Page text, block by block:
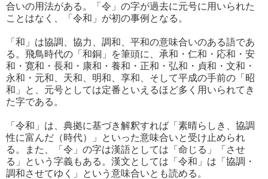
合いの用法がある。「令」の字が過去に元号に用いられた
ことはなく、「令和」が初の事例となる。
「和」は協調、協力、調和、平和の意味合いのある語であ
る。飛鳥時代の「和銅」を筆頭に、承和・仁和・応和・安
和・寛和・長和・康和・養和・正和・弘和・貞和・文和・
永和・元和、天和、明和、享和、そして平成の手前の「昭
和」と、元号としては定番といえるほど多く用いられてき
た字である。
「令和」は、典拠に基づき解釈すれば「素晴らしき、協調
性に富んだ（時代）」といった意味合いと受け止められ
る。また、「令」の字は漢語としては「命じる」「させ
る」という字義もある。漢文としては「令和」は「協調・
調和させてゆく」という意味合いとも読める。